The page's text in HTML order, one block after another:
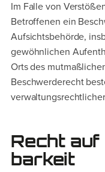
Im Falle von
Betroffenen ein
Aufsichtsbehörde,
gewöhnlichen
Orts des
Beschwerderecht
Recht
barkeit